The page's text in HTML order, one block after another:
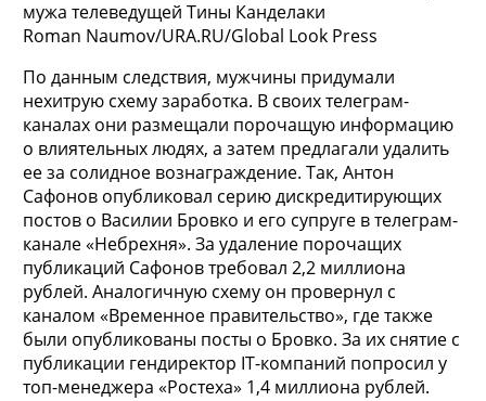
Roman Naumov/URA.RU/Global Look Press
По данным следствия, мужчины придумали
нехитрую схему заработка. В своих телеграм-
каналах они размещали порочащую информацию
о влиятельных людях, а затем предлагали удалить
ее за солидное вознаграждение. Так, Антон
Сафонов опубликовал серию дискредитирующих
постов о Василии Бровко и его супруге в телеграм-
канале «Небрехня». За удаление порочащих
публикаций Сафонов требовал 2,2 миллиона
рублей. Аналогичную схему он провернул с
каналом «Временное правительство», где также
были опубликованы посты о Бровко. За их снятие с
публикации гендиректор IT-компаний попросил у
топ-менеджера «Ростеха» 1,4 миллиона рублей.